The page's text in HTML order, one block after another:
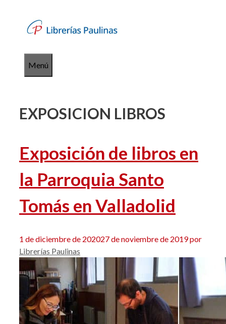
contenido
Menú
EXPOSICION LIBROS
Exposición de libros en
la Parroquia Santo
Tomás en Valladolid
1 de diciembre de 202027 de noviembre de 2019por
Librerías Paulinas